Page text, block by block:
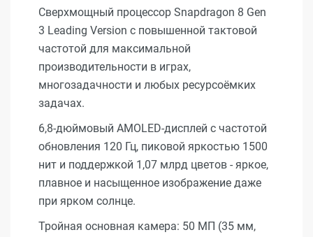
Сверхмощный процессор Snapdragon 8 Gen
3 Leading Version с повышенной тактовой
частотой для максимальной
производительности в играх,
многозадачности и любых ресурсоёмких
задачах.
6,8-дюймовый AMOLED-дисплей с частотой
обновления 120 Гц, пиковой яркостью 1500
нит и поддержкой 1,07 млрд цветов - яркое,
плавное и насыщенное изображение даже
при ярком солнце.
Тройная основная камера: 50 МП (35 мм,